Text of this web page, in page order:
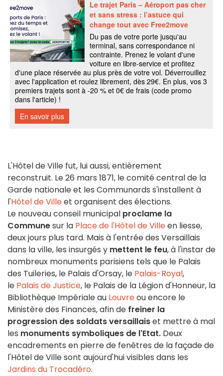
L'Hôtel de Ville fut, lui aussi, entièrement
reconstruit. Le 26 mars 1871, le comité central de la
Garde nationale et les Communards s'installent à
l'Hôtel de Villeet organisent des élections.
Le nouveau conseil municipal proclame la
Communesur la Place de l'Hôtel de Villeen liesse,
deux jours plus tard. Mais à l'entrée des Versaillais
dans la ville, les insurgés y mettent le feu, à l'instar de
nombreux monuments parisiens tels que le Palais
des Tuileries, le Palais d'Orsay, le Palais-Royal,
le Palais de Justice, le Palais de la Légion d'Honneur, la
Bibliothèque Impériale au Louvreou encore le
Ministère des Finances, afin de freiner la
progression des soldats versaillaiset mettre à mal
les monuments symboliques de l'Etat. Deux
encadrements en pierre de fenêtres de la façade de
l'Hôtel de Ville sont aujourd'hui visibles dans les
Jardins du Trocadéro.